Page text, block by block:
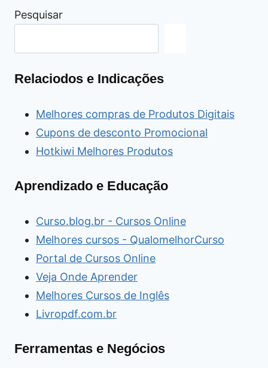
Pesquisar
Relaciodos e Indicações
Melhores compras de Produtos Digitais
Cupons de desconto Promocional
Hotkiwi Melhores Produtos
Aprendizado e Educação
Curso.blog.br - Cursos Online
Melhores cursos - QualomelhorCurso
Portal de Cursos Online
Veja Onde Aprender
Melhores Cursos de Inglês
Livropdf.com.br
Ferramentas e Negócios